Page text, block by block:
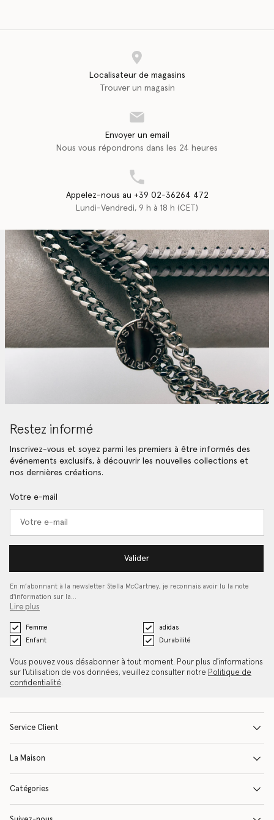
Localisateur de magasins
Trouver un magasin
Envoyer un email
Nous vous répondrons dans les 24 heures
Appelez-nous au +39 02-36264 472
Lundi-Vendredi, 9 h à 18 h (CET)
Restez informé
Inscrivez-vous et soyez parmi les premiers à être informés des
événements exclusifs, à découvrir les nouvelles collections et
nos dernières créations.
Votre e-mail
Valider
En m’abonnant à la newsletter Stella McCartney, je reconnais avoir lu la note
d'information sur la…
Lire plus
Femme
adidas
Enfant
Durabilité
Vous pouvez vous désabonner à tout moment. Pour plus d'informations
sur l'utilisation de vos données, veuillez consulter notre Politique de
confidentialité.
Service Client
La Maison
Catégories